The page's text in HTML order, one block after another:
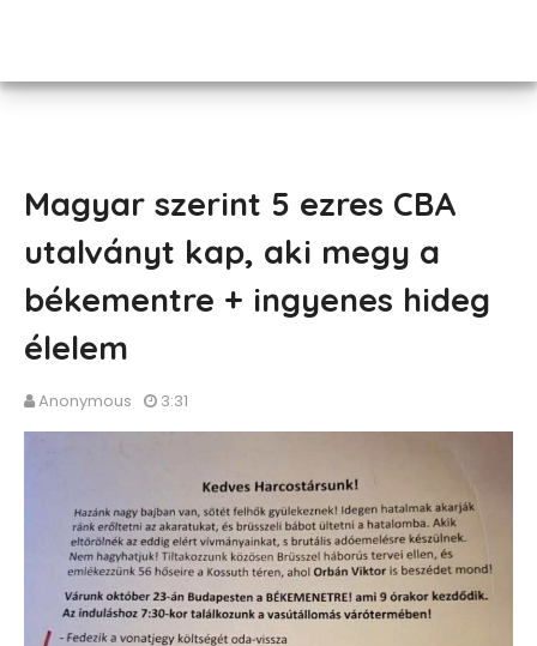
Magyar szerint 5 ezres CBA
utalványt kap, aki megy a
békementre + ingyenes hideg
élelem
Anonymous 3:31